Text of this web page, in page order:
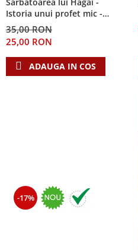
Istoria unui profet mic -
Seria: Cei 12 cutezatori
35,00 RON
25,00 RON
ADAUGA IN COS
-17%